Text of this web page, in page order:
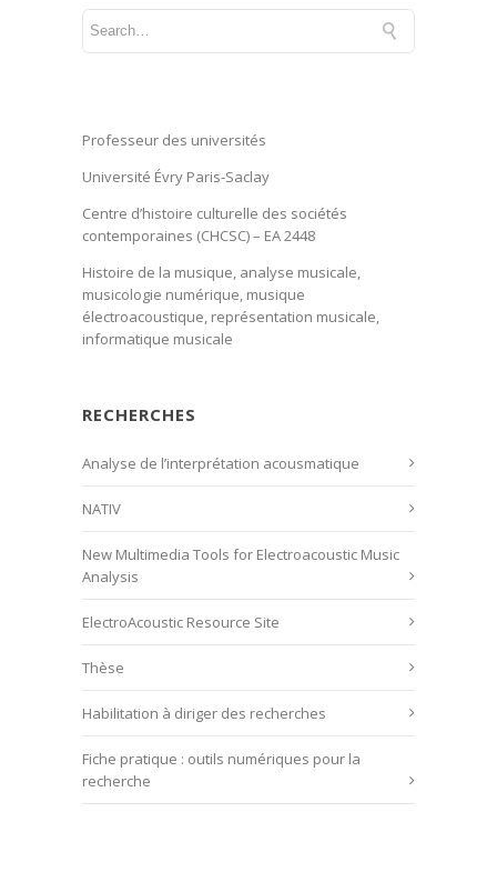
Professeur des universités
Université Évry Paris-Saclay
Centre d’histoire culturelle des sociétés
contemporaines (CHCSC) – EA 2448
Histoire de la musique, analyse musicale,
musicologie numérique, musique
électroacoustique, représentation musicale,
informatique musicale
RECHERCHES
Analyse de l’interprétation acousmatique
NATIV
New Multimedia Tools for Electroacoustic Music
Analysis
ElectroAcoustic Resource Site
Thèse
Habilitation à diriger des recherches
Fiche pratique : outils numériques pour la
recherche